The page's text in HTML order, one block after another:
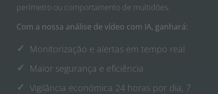
perímetro ou comportamento de multidões.
Com a nossa análise de vídeo com IA, ganhará:
Monitorização e alertas em tempo real
Maior segurança e eficiência
Vigilância económica 24 horas por dia, 7